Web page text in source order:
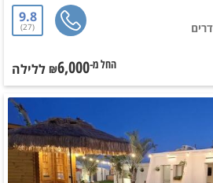
9.8
27
החל מ-₪6,000 ללילה